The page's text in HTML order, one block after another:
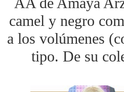
camel y negro
a los volúmenes
tipo. De su